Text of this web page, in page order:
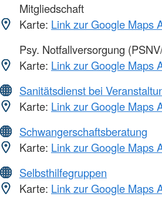
Mitgliedschaft
Karte: Link zur Google Maps
Psy. Notfallversorgung
Karte: Link zur Google Maps
Sanitätsdienst bei
Karte: Link zur Google Maps
Schwangerschaftsberatung
Karte: Link zur Google Maps
Selbsthilfegruppen
Karte: Link zur Google Maps